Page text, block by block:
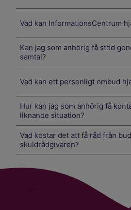
Vad kan InformationsCentrum
Kan jag som anhörig få stöd
samtal?
Vad kan ett personligt ombud
Hur kan jag som anhörig få
liknande situation?
Vad kostar det att få råd från
skuldrådgivaren?